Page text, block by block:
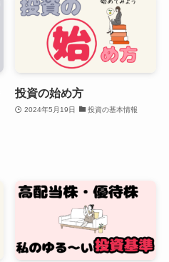
投資の始め方
2024年5月19日 投資の基本情報